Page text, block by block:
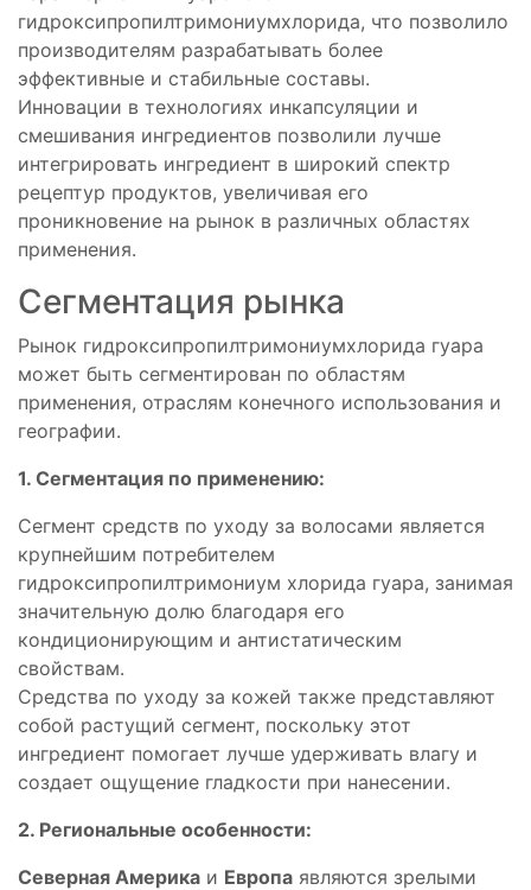
гидроксипропилтримониумхлорида, что позволило
производителям разрабатывать более
эффективные и стабильные составы.
Инновации в технологиях инкапсуляции и
смешивания ингредиентов позволили лучше
интегрировать ингредиент в широкий спектр
рецептур продуктов, увеличивая его
проникновение на рынок в различных областях
применения.
Сегментация рынка
Рынок гидроксипропилтримониумхлорида гуара
может быть сегментирован по областям
применения, отраслям конечного использования и
географии.
1. Сегментация по применению:
Сегмент средств по уходу за волосами является
крупнейшим потребителем
гидроксипропилтримониум хлорида гуара, занимая
значительную долю благодаря его
кондиционирующим и антистатическим
свойствам.
Средства по уходу за кожей также представляют
собой растущий сегмент, поскольку этот
ингредиент помогает лучше удерживать влагу и
создает ощущение гладкости при нанесении.
2. Региональные особенности:
Северная Америка и Европа являются зрелыми